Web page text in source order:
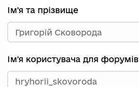
Ім'я та прізвище
Ім'я користувача для форумів